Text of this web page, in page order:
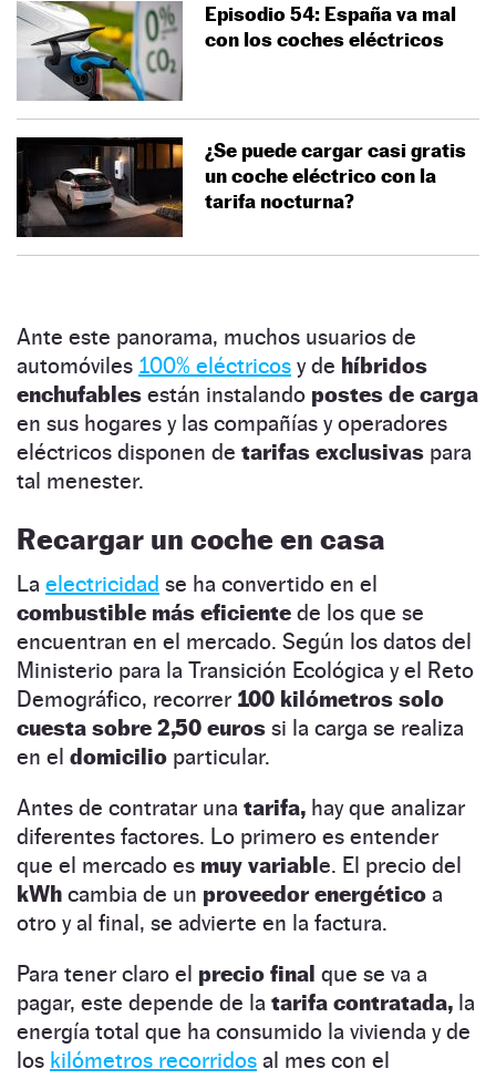
Episodio 54: España va mal
con los coches eléctricos
¿Se puede cargar casi gratis
un coche eléctrico con la
tarifa nocturna?
Ante este panorama, muchos usuarios de
automóviles 100% eléctricos y de híbridos
enchufables están instalando postes de carga
en sus hogares y las compañías y operadores
eléctricos disponen de tarifas exclusivas para
tal menester.
Recargar un coche en casa
La electricidad se ha convertido en el
combustible más eficiente de los que se
encuentran en el mercado. Según los datos del
Ministerio para la Transición Ecológica y el Reto
Demográfico, recorrer 100 kilómetros solo
cuesta sobre 2,50 euros si la carga se realiza
en el domicilio particular.
Antes de contratar una tarifa, hay que analizar
diferentes factores. Lo primero es entender
que el mercado es muy variable. El precio del
kWh cambia de un proveedor energético a
otro y al final, se advierte en la factura.
Para tener claro el precio final que se va a
pagar, este depende de la tarifa contratada, la
energía total que ha consumido la vivienda y de
los kilómetros recorridos al mes con el